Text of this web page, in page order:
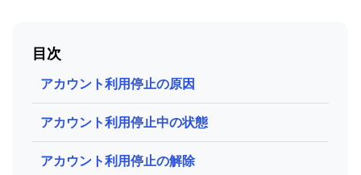
目次
アカウント利用停止の原因
アカウント利用停止中の状態
アカウント利用停止の解除